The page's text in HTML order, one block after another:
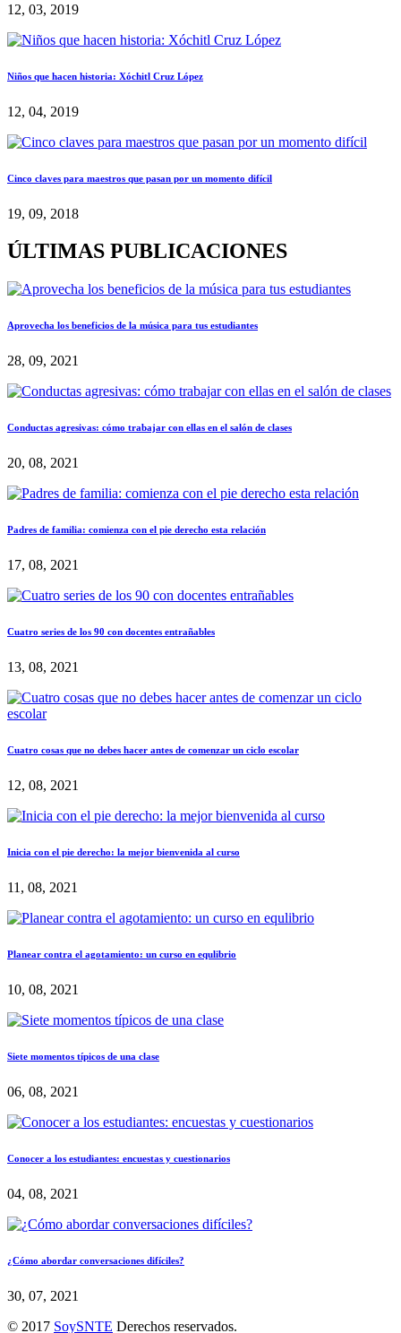
12, 03, 2019
Niños que hacen historia: Xóchitl Cruz López
12, 04, 2019
Cinco claves para maestros que pasan por un momento difícil
19, 09, 2018
ÚLTIMAS PUBLICACIONES
Aprovecha los beneficios de la música para tus estudiantes
28, 09, 2021
Conductas agresivas: cómo trabajar con ellas en el salón de clases
20, 08, 2021
Padres de familia: comienza con el pie derecho esta relación
17, 08, 2021
Cuatro series de los 90 con docentes entrañables
13, 08, 2021
Cuatro cosas que no debes hacer antes de comenzar un ciclo escolar
12, 08, 2021
Inicia con el pie derecho: la mejor bienvenida al curso
11, 08, 2021
Planear contra el agotamiento: un curso en equlibrio
10, 08, 2021
Siete momentos típicos de una clase
06, 08, 2021
Conocer a los estudiantes: encuestas y cuestionarios
04, 08, 2021
¿Cómo abordar conversaciones difíciles?
30, 07, 2021
© 2017 SoySNTE Derechos reservados.